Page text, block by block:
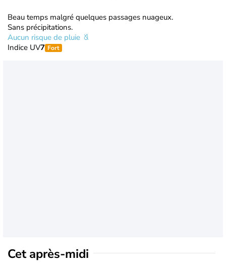
Beau temps malgré quelques passages nuageux.
Sans précipitations.
Aucun risque de pluie
Indice UV7 Fort
Cet après-midi